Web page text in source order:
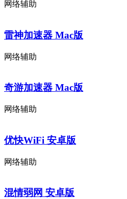
网络辅助
雷神加速器 Mac版
网络辅助
奇游加速器 Mac版
网络辅助
优快WiFi 安卓版
网络辅助
混情弱网 安卓版